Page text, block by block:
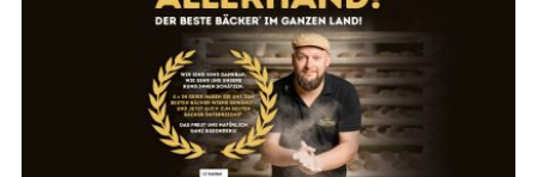
KARRIERE
VIDEOS